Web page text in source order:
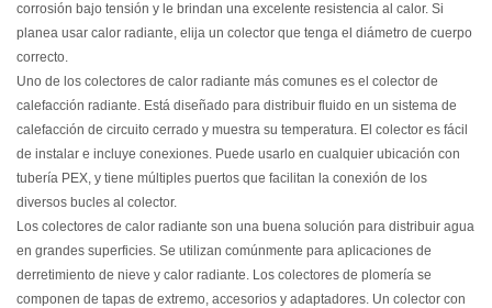
corrosión bajo tensión y le brindan una excelente resistencia al calor. Si
planea usar calor radiante, elija un colector que tenga el diámetro de cuerpo
correcto.
Uno de los colectores de calor radiante más comunes es el colector de
calefacción radiante. Está diseñado para distribuir fluido en un sistema de
calefacción de circuito cerrado y muestra su temperatura. El colector es fácil
de instalar e incluye conexiones. Puede usarlo en cualquier ubicación con
tubería PEX, y tiene múltiples puertos que facilitan la conexión de los
diversos bucles al colector.
Los colectores de calor radiante son una buena solución para distribuir agua
en grandes superficies. Se utilizan comúnmente para aplicaciones de
derretimiento de nieve y calor radiante. Los colectores de plomería se
componen de tapas de extremo, accesorios y adaptadores. Un colector con